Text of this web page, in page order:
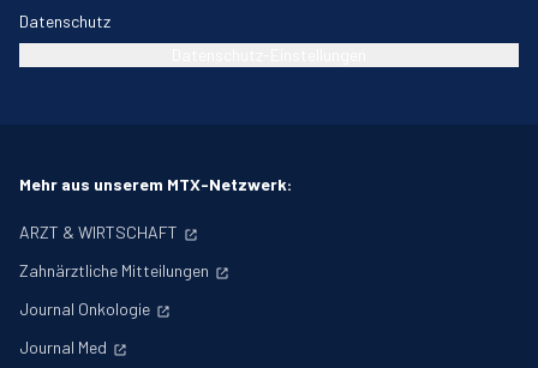
Datenschutz
Mehr aus unserem MTX-Netzwerk:
ARZT & WIRTSCHAFT
Zahnärztliche Mitteilungen
Journal Onkologie
Journal Med